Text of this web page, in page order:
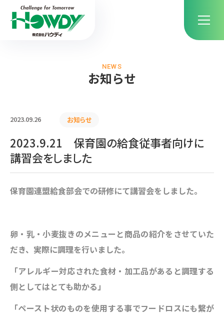
お知らせ
NEWS
2023.09.26 お知らせ
2023.9.21 保育園の給食従事者向けに
講習会をしました
保育園連盟給食部会での研修にて講習会をしました。
卵・乳・小麦抜きのメニューと商品の紹介をさせていた
だき、実際に調理を行いました。
「アレルギー対応された食材・加工品があると調理する
側としてはとても助かる」
「ペースト状のものを使用する事でフードロスにも繋が